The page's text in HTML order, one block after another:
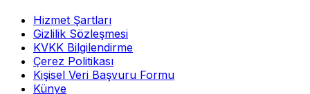
Hizmet Şartları
Gizlilik Sözleşmesi
KVKK Bilgilendirme
Çerez Politikası
Kişisel Veri Başvuru Formu
Künye